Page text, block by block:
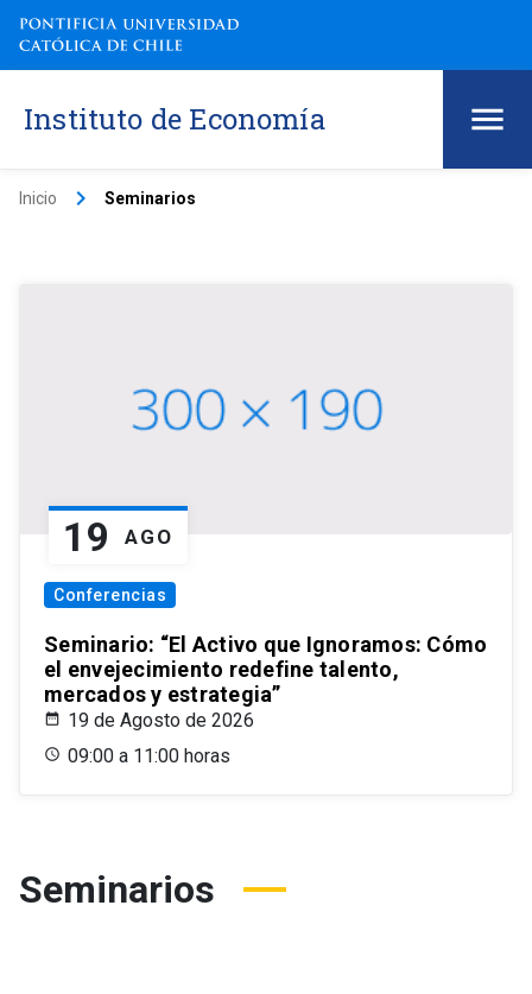
Instituto de Economía
Inicio keyboard_arrow_right Seminarios
19 AGO
Conferencias
Seminario: “El Activo que Ignoramos: Cómo
el envejecimiento redefine talento,
mercados y estrategia”
19 de Agosto de 2026
09:00 a 11:00 horas
Seminarios